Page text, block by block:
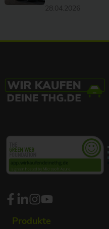
28.04.2026
Produkte